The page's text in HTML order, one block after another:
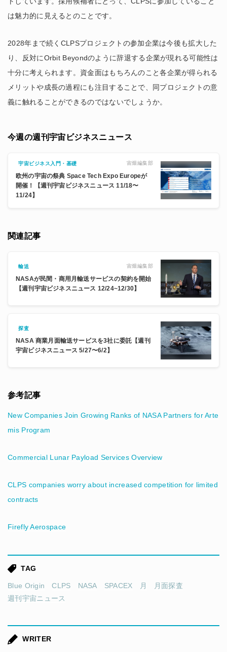
は魅力的に見えるとのことです。
2028年まで続くCLPSプロジェクトの参加企業は今後も拡大した
り、反対にOrbit Beyondのように辞退する企業が現れる可能性は
十分に考えられます。資金面はもちろんのこと各企業が得られる
メリットや成長の過程にも注目することで、同プロジェクトの意
義に触れることができるのではないでしょうか。
今週の週刊宇宙ビジネスニュース
宇宙ビジネス入門・基礎 宙畑編集部
欧州の宇宙の祭典 Space Tech Expo Europeが
開催！【週刊宇宙ビジネスニュース 11/18〜
11/24】
関連記事
輸送 宙畑編集部
NASAが民間・商用月輸送サービスの契約を開始
【週刊宇宙ビジネスニュース 12/24~12/30】
探査
NASA 商業月面輸送サービスを3社に委託【週刊
宇宙ビジネスニュース 5/27〜6/2】
参考記事
New Companies Join Growing Ranks of NASA Partners for Arte
mis Program
Commercial Lunar Payload Services Overview
CLPS companies worry about increased competition for limited
contracts
Firefly Aerospace
TAG
Blue Origin CLPS NASA SPACEX 月
月面探査
週刊宇宙ニュース
WRITER